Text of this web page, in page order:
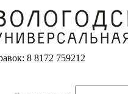
8 8172 759212